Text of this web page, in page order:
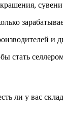
и
стать
у вас